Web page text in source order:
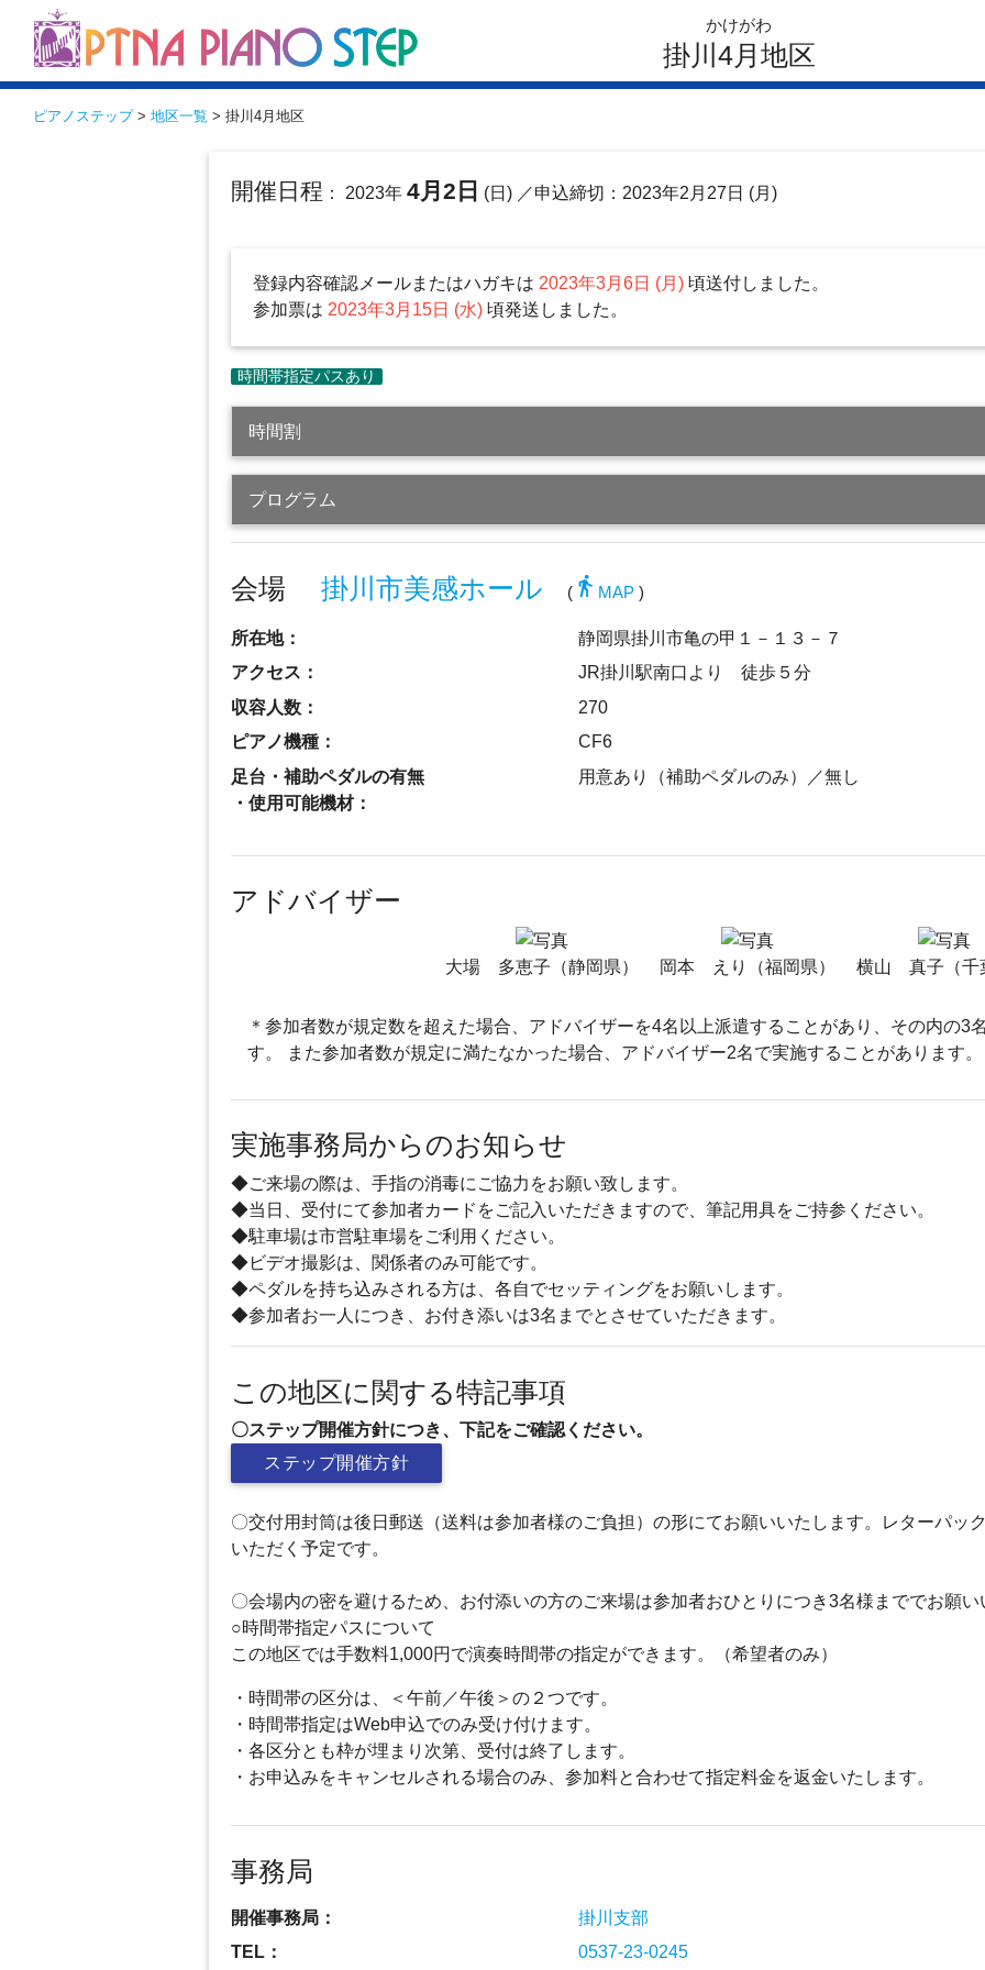
かけがわ
掛川4月地区
ピアノステップ> 地区一覧 > 掛川4月地区
開催日程 ： 2023年4月2日 (日) ／申込締切：2023年2月27日 (月)
登録内容確認メールまたはハガキは 2023年3月6日 (月)頃送付しました。
参加票は 2023年3月15日 (水)頃発送しました。
時間割
プログラム
会場掛川市美感ホール ( directions_walk MAP )
所在地：
静岡県掛川市亀の甲１－１３－７
アクセス：
JR掛川駅南口より 徒歩５分
収容人数：
270
ピアノ機種：
CF6
足台・補助ペダルの有無
・使用可能機材：
用意あり（補助ペダルのみ）／無し
アドバイザー
大場 多恵子（静岡県） 岡本 えり（福岡県） 横山 真子（千
＊参加者数が規定数を超えた場合、アドバイザーを4名以上派遣することがあり、その内の3
す。 また参加者数が規定に満たなかった場合、アドバイザー2名で実施することがあります。
実施事務局からのお知らせ
◆ご来場の際は、手指の消毒にご協力をお願い致します。
◆当日、受付にて参加者カードをご記入いただきますので、筆記用具をご持参ください。
◆駐車場は市営駐車場をご利用ください。
◆ビデオ撮影は、関係者のみ可能です。
◆ペダルを持ち込みされる方は、各自でセッティングをお願いします。
◆参加者お一人につき、お付き添いは3名までとさせていただきます。
この地区に関する特記事項
〇ステップ開催方針につき、下記をご確認ください。
ステップ開催方針
〇交付用封筒は後日郵送（送料は参加者様のご負担）の形にてお願いいたします。レターパッ
いただく予定です。
〇会場内の密を避けるため、お付添いの方のご来場は参加者おひとりにつき3名様まででお願い
○時間帯指定パスについて
この地区では手数料1,000円で演奏時間帯の指定ができます。（希望者のみ）
・時間帯の区分は、＜午前／午後＞の２つです。
・時間帯指定はWeb申込でのみ受け付けます。
・各区分とも枠が埋まり次第、受付は終了します。
・お申込みをキャンセルされる場合のみ、参加料と合わせて指定料金を返金いたします。
事務局
開催事務局：
掛川支部
TEL：
0537-23-0245